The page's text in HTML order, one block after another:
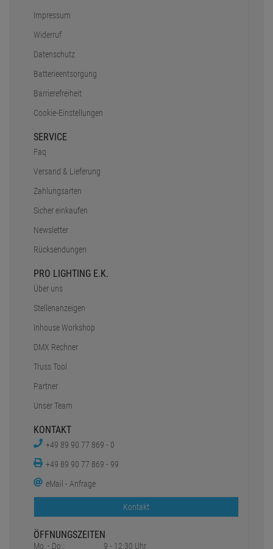
Impressum
Widerruf
Datenschutz
Batterieentsorgung
Barrierefreiheit
Cookie-Einstellungen
SERVICE
Faq
Versand & Lieferung
Zahlungsarten
Sicher einkaufen
Newsletter
Rücksendungen
PRO LIGHTING E.K.
Über uns
Stellenanzeigen
Inhouse Workshop
DMX Rechner
Truss Tool
Partner
Unser Team
KONTAKT
+49 89 90 77 869 - 0
+49 89 90 77 869 - 99
eMail - Anfrage
Kontakt
ÖFFNUNGSZEITEN
Mo. - Do.: 9 - 12:30 Uhr